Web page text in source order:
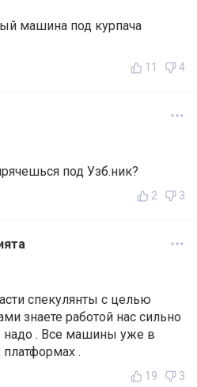
ый машина под курпача
11 4
под Узб.ник?
2 3
спекулянты с целью
знаете работой нас сильно
надо . Все машины уже в
.
19 3